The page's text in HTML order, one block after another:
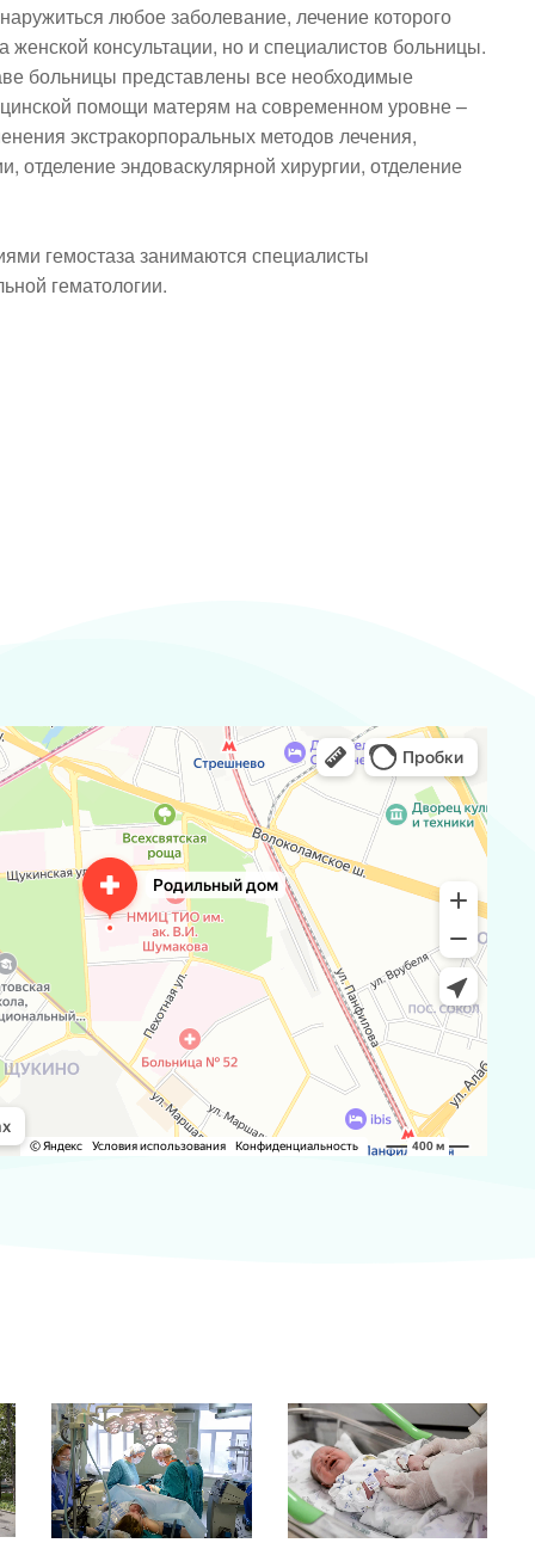
любое заболевание, лечение которого
женской консультации, но и специалистов больницы.
больницы представлены все необходимые
помощи матерям на современном уровне –
экстракорпоральных методов лечения,
отделение эндоваскулярной хирургии, отделение
гемостаза занимаются специалисты
гематологии.
дом